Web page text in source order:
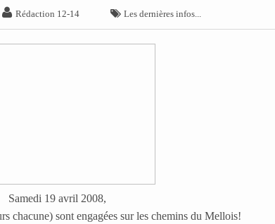
 Rédaction 12-14  Les dernières infos...
Samedi 19 avril 2008,
chacune) sont engagées sur les chemins du Mellois!